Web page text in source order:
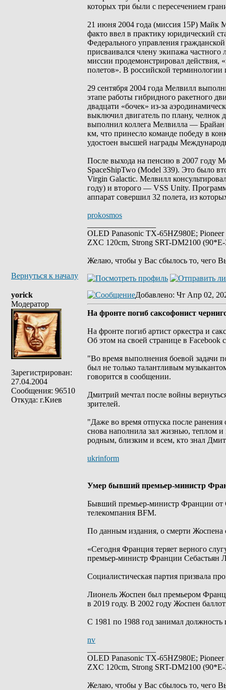
которых три были с пересечением
21 июня 2004 года (миссия 15P) Майк
факто ввел в практику юридический
Федерального управления
присваивался члену экипажа
миссии продемонстрировал действия,
полетов». В российской терминологии
29 сентября 2004 года Мелвилл
этапе работы гибридного ракетного
двадцати «бочек» из-за
выключил двигатель по плану, челнок
выполнил коллега Мелвилла — Брайан
км, что принесло команде победу в
удостоен высшей награды
После выхода на пенсию в 2007 году
SpaceShipTwo (Model 339). Это было
Virgin Galactic. Мелвилл
году) и второго — VSS Unity.
аппарат совершил 32 полета, из
prokosmos
OLED Panasonic TX-65HZ980E;
ZXC 120cm, Strong SRT-DM2100
Желаю, чтобы у Вас сбылось то, чего
Вернуться к началу
yorick
Модератор
Зарегистрирован:
27.04.2004
Сообщения: 96510
Откуда: г.Киев
Добавлено: Чт Апр 02,
На фронте погиб саксофонист
На фронте погиб артист оркестра и
Об этом на своей странице в Facebook
"Во время выполнения боевой задачи
был не только талантливым
говорится в сообщении.
Дмитрий мечтал после войны
зрителей.
"Даже во время отпуска после
снова наполнила зал жизнью, теплом
родным, близким и всем, кто знал
ukrinform
Умер бывший премьер-министр
Бывший премьер-министр Франции от
телекомпания BFM.
По данным издания, о смерти Жоспена
«Сегодня Франция теряет верного
премьер-министр Франции Себастьян
Социалистическая партия призвала
Лионель Жоспен был премьером
в 2019 году. В 2002 году Жоспен
С 1981 по 1988 год занимал должность
nv
OLED Panasonic TX-65HZ980E;
ZXC 120cm, Strong SRT-DM2100
Желаю, чтобы у Вас сбылось то, чего